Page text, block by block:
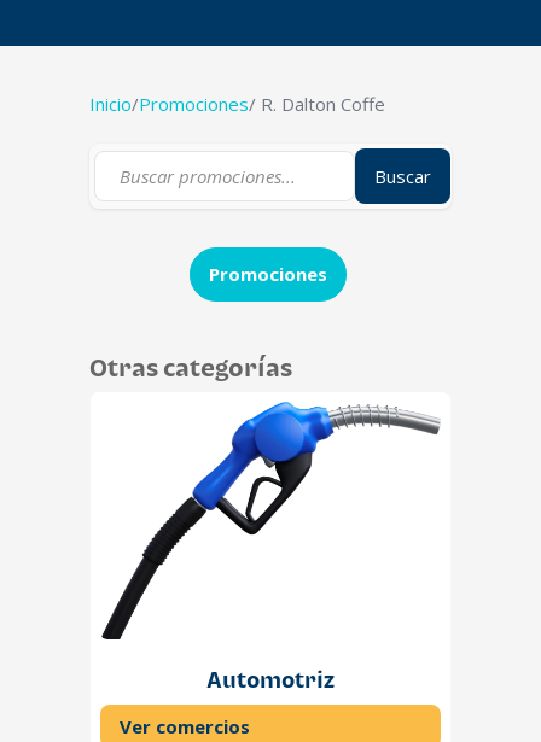
Inicio/Promociones/ R. Dalton Coffe
Buscar
Promociones
Otras categorías
Automotriz
Ver comercios